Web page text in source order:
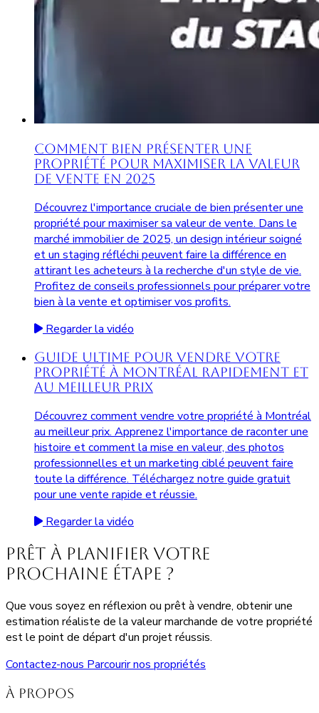
Comment Bien Présenter une
Propriété pour Maximiser la Valeur
de Vente en 2025
Découvrez l'importance cruciale de bien présenter une
propriété pour maximiser sa valeur de vente. Dans le
marché immobilier de 2025, un design intérieur soigné
et un staging réfléchi peuvent faire la différence en
attirant les acheteurs à la recherche d'un style de vie.
Profitez de conseils professionnels pour préparer votre
bien à la vente et optimiser vos profits.
Regarder la vidéo
Guide Ultime pour Vendre Votre
Propriété à Montréal Rapidement et
au Meilleur Prix
Découvrez comment vendre votre propriété à Montréal
au meilleur prix. Apprenez l'importance de raconter une
histoire et comment la mise en valeur, des photos
professionnelles et un marketing ciblé peuvent faire
toute la différence. Téléchargez notre guide gratuit
pour une vente rapide et réussie.
Regarder la vidéo
Prêt à planifier votre
prochaine étape ?
Que vous soyez en réflexion ou prêt à vendre, obtenir une
estimation réaliste de la valeur marchande de votre propriété
est le point de départ d'un projet réussis.
Contactez-nous Parcourir nos propriétés
À propos